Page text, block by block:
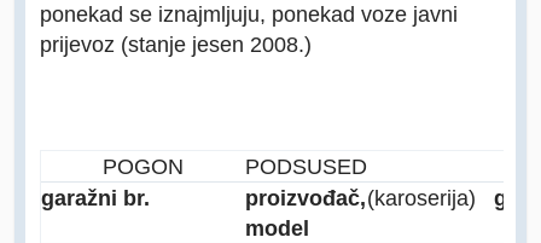
ponekad se iznajmljuju, ponekad voze javni
prijevoz (stanje jesen 2008.)
POGON
PODSUSED
garažni br.
proizvođač,
model
(karoserija)